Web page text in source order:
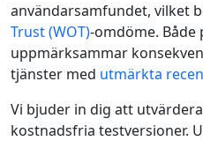
användarsamfundet, vilket
Trust (WOT)-omdöme. Både
uppmärksammar
tjänster med utmärkta
Vi bjuder in dig att
kostnadsfria testversioner.